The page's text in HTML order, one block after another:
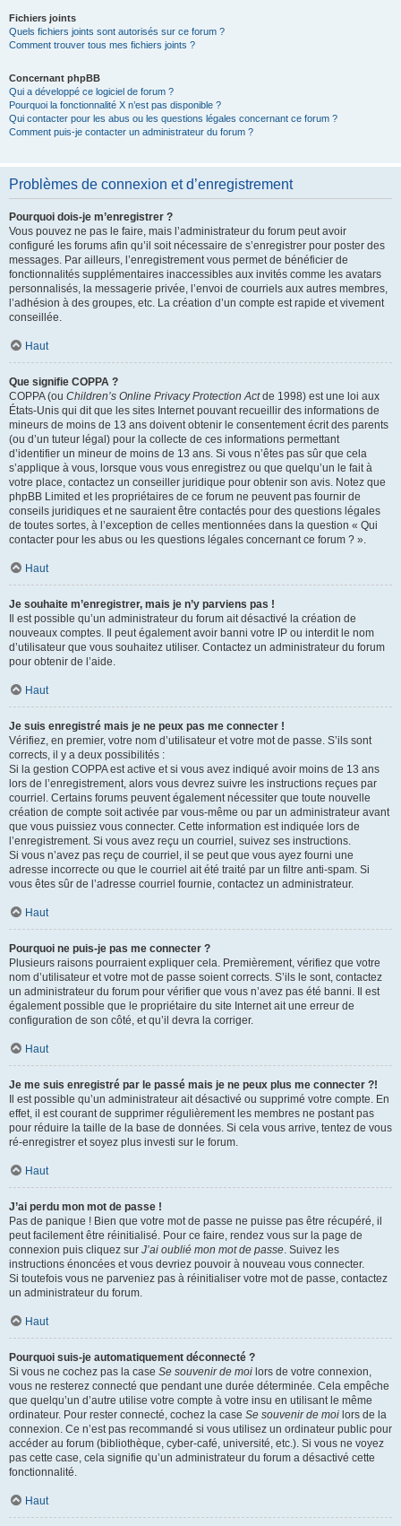
Fichiers joints
Quels fichiers joints sont autorisés sur ce forum ?
Comment trouver tous mes fichiers joints ?
Concernant phpBB
Qui a développé ce logiciel de forum ?
Pourquoi la fonctionnalité X n’est pas disponible ?
Qui contacter pour les abus ou les questions légales concernant ce forum ?
Comment puis-je contacter un administrateur du forum ?
Problèmes de connexion et d’enregistrement
Pourquoi dois-je m’enregistrer ?
Vous pouvez ne pas le faire, mais l’administrateur du forum peut avoir
configuré les forums afin qu’il soit nécessaire de s’enregistrer pour poster des
messages. Par ailleurs, l’enregistrement vous permet de bénéficier de
fonctionnalités supplémentaires inaccessibles aux invités comme les avatars
personnalisés, la messagerie privée, l’envoi de courriels aux autres membres,
l’adhésion à des groupes, etc. La création d’un compte est rapide et vivement
conseillée.
Haut
Que signifie COPPA ?
COPPA (ou Children’s Online Privacy Protection Actde 1998) est une loi aux
États-Unis qui dit que les sites Internet pouvant recueillir des informations de
mineurs de moins de 13 ans doivent obtenir le consentement écrit des parents
(ou d’un tuteur légal) pour la collecte de ces informations permettant
d’identifier un mineur de moins de 13 ans. Si vous n’êtes pas sûr que cela
s’applique à vous, lorsque vous vous enregistrez ou que quelqu’un le fait à
votre place, contactez un conseiller juridique pour obtenir son avis. Notez que
phpBB Limited et les propriétaires de ce forum ne peuvent pas fournir de
conseils juridiques et ne sauraient être contactés pour des questions légales
de toutes sortes, à l’exception de celles mentionnées dans la question « Qui
contacter pour les abus ou les questions légales concernant ce forum ? ».
Haut
Je souhaite m’enregistrer, mais je n’y parviens pas !
Il est possible qu’un administrateur du forum ait désactivé la création de
nouveaux comptes. Il peut également avoir banni votre IP ou interdit le nom
d’utilisateur que vous souhaitez utiliser. Contactez un administrateur du forum
pour obtenir de l’aide.
Haut
Je suis enregistré mais je ne peux pas me connecter !
Vérifiez, en premier, votre nom d’utilisateur et votre mot de passe. S’ils sont
corrects, il y a deux possibilités :
Si la gestion COPPA est active et si vous avez indiqué avoir moins de 13 ans
lors de l’enregistrement, alors vous devrez suivre les instructions reçues par
courriel. Certains forums peuvent également nécessiter que toute nouvelle
création de compte soit activée par vous-même ou par un administrateur avant
que vous puissiez vous connecter. Cette information est indiquée lors de
l’enregistrement. Si vous avez reçu un courriel, suivez ses instructions.
Si vous n’avez pas reçu de courriel, il se peut que vous ayez fourni une
adresse incorrecte ou que le courriel ait été traité par un filtre anti-spam. Si
vous êtes sûr de l’adresse courriel fournie, contactez un administrateur.
Haut
Pourquoi ne puis-je pas me connecter ?
Plusieurs raisons pourraient expliquer cela. Premièrement, vérifiez que votre
nom d’utilisateur et votre mot de passe soient corrects. S’ils le sont, contactez
un administrateur du forum pour vérifier que vous n’avez pas été banni. Il est
également possible que le propriétaire du site Internet ait une erreur de
configuration de son côté, et qu’il devra la corriger.
Haut
Je me suis enregistré par le passé mais je ne peux plus me connecter ?!
Il est possible qu’un administrateur ait désactivé ou supprimé votre compte. En
effet, il est courant de supprimer régulièrement les membres ne postant pas
pour réduire la taille de la base de données. Si cela vous arrive, tentez de vous
ré-enregistrer et soyez plus investi sur le forum.
Haut
J’ai perdu mon mot de passe !
Pas de panique ! Bien que votre mot de passe ne puisse pas être récupéré, il
peut facilement être réinitialisé. Pour ce faire, rendez vous sur la page de
connexion puis cliquez sur J’ai oublié mon mot de passe. Suivez les
instructions énoncées et vous devriez pouvoir à nouveau vous connecter.
Si toutefois vous ne parveniez pas à réinitialiser votre mot de passe, contactez
un administrateur du forum.
Haut
Pourquoi suis-je automatiquement déconnecté ?
Si vous ne cochez pas la case Se souvenir de moi lors de votre connexion,
vous ne resterez connecté que pendant une durée déterminée. Cela empêche
que quelqu’un d’autre utilise votre compte à votre insu en utilisant le même
ordinateur. Pour rester connecté, cochez la case Se souvenir de moi lors de la
connexion. Ce n’est pas recommandé si vous utilisez un ordinateur public pour
accéder au forum (bibliothèque, cyber-café, université, etc.). Si vous ne voyez
pas cette case, cela signifie qu’un administrateur du forum a désactivé cette
fonctionnalité.
Haut